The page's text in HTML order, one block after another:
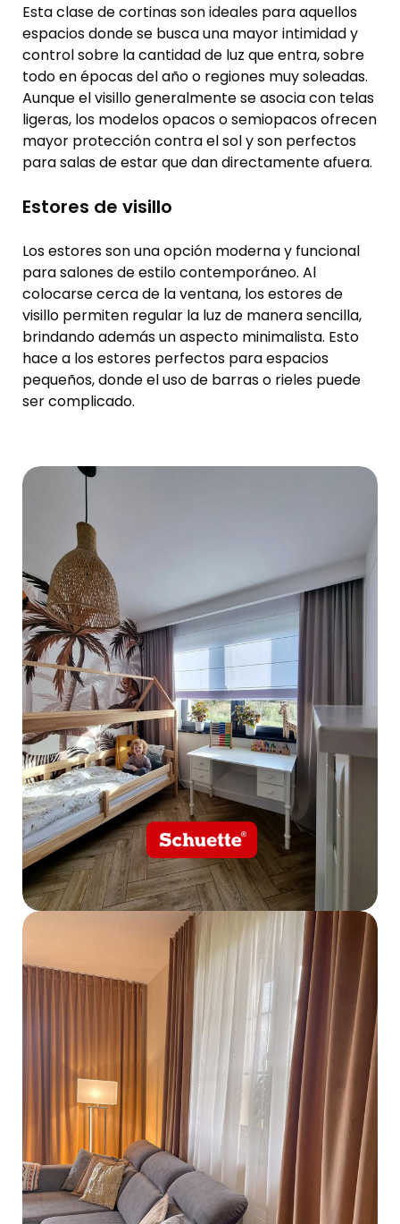
Esta clase de cortinas son ideales para aquellos
espacios donde se busca una mayor intimidad y
control sobre la cantidad de luz que entra, sobre
todo en épocas del año o regiones muy soleadas.
Aunque el visillo generalmente se asocia con telas
ligeras, los modelos opacos o semiopacos ofrecen
mayor protección contra el sol y son perfectos
para salas de estar que dan directamente afuera.
Estores de visillo
Los estores son una opción moderna y funcional
para salones de estilo contemporáneo. Al
colocarse cerca de la ventana, los estores de
visillo permiten regular la luz de manera sencilla,
brindando además un aspecto minimalista. Esto
hace a los estores perfectos para espacios
pequeños, donde el uso de barras o rieles puede
ser complicado.